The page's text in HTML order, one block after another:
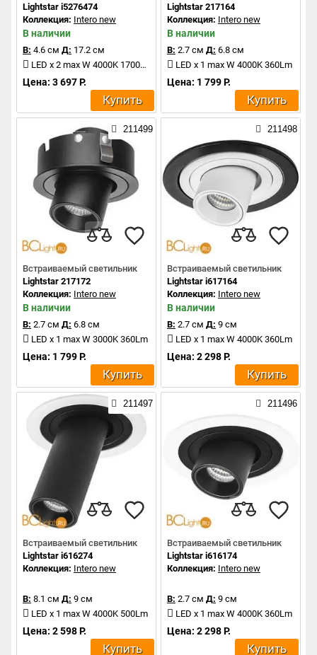
Lightstar i5276474
Коллекция: Intero new
В наличии
В: 4.6 см Д: 17.2 см
LED x 2 max W 4000K 1700Lm
Цена: 3 697 Р.
Купить
Lightstar 217164
Коллекция: Intero new
В наличии
В: 2.7 см Д: 6.8 см
LED x 1 max W 4000K 360Lm
Цена: 1 799 Р.
Купить
211499
Встраиваемый светильник
Lightstar 217172
Коллекция: Intero new
В наличии
В: 2.7 см Д: 6.8 см
LED x 1 max W 3000K 360Lm
Цена: 1 799 Р.
Купить
211498
Встраиваемый светильник
Lightstar i617164
Коллекция: Intero new
В наличии
В: 2.7 см Д: 9 см
LED x 1 max W 4000K 360Lm
Цена: 2 298 Р.
Купить
211497
Встраиваемый светильник
Lightstar i616274
Коллекция: Intero new
В: 8.1 см Д: 9 см
LED x 1 max W 4000K 500Lm
Цена: 2 598 Р.
Купить
211496
Встраиваемый светильник
Lightstar i616174
Коллекция: Intero new
В: 2.7 см Д: 9 см
LED x 1 max W 4000K 360Lm
Цена: 2 298 Р.
Купить